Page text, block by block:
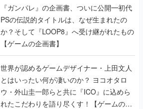
【ゲームの企画書】
世界が認めるゲームデザイナー・上田文人
とはいったい何が凄いのか？ ヨコオタロ
ウ・外山圭一郎らと共に『ICO』に込めら
れたこだわりを語り尽くす！【ゲームの企
画書】
【ゲームの企画書】『ペルソナ3』を築き
上げたのは反骨心とリスペクトだった。赤